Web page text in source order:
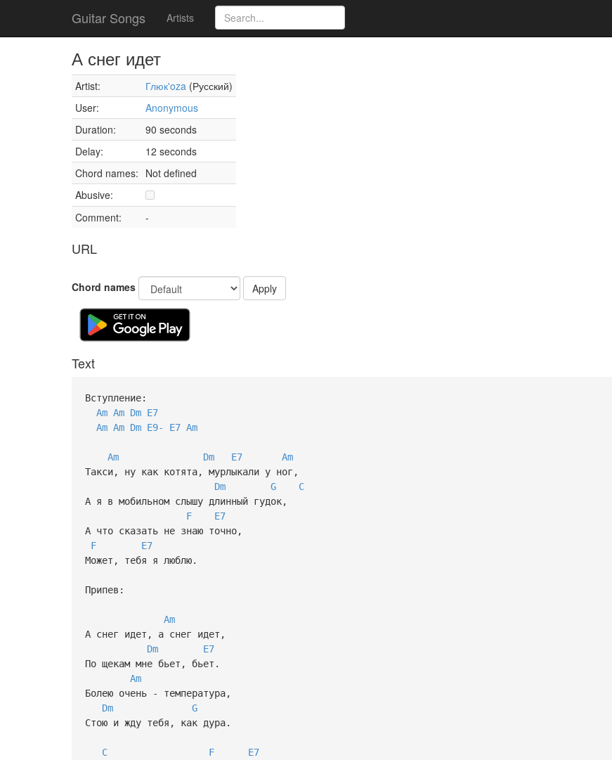
Guitar Songs Artists
А снег идет
Artist: Глюк'oza (Русский)
User:
Anonymous
Duration:
90 seconds
Delay:
12 seconds
Chord names: Not defined
Abusive:
Comment:
-
URL
Chord names Apply
Text
Вступление:
Am Am Dm E7
Am Am Dm E9- E7 Am
Am Dm E7
Am
Такси, ну как котята, мурлыкали у ног,
Dm
G
C
А я в мобильном слышу длинный гудок,
F
E7
А что сказать не знаю точно,
F
E7
Может, тебя я люблю.
Припев:
Am
А снег идет, а снег идет,
Dm
E7
По щекам мне бьет, бьет.
Am
Болею очень - температура,
Dm
G
Стою и жду тебя, как дура.
C F
E7